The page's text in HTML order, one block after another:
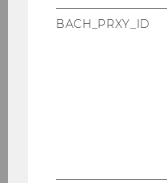
Stück
Mitteilungsblatt
BACH_PRXY_ID